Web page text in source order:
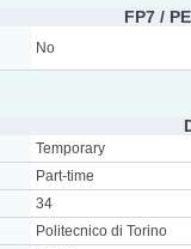
FP7 /
No
Temporary
Part-time
34
Politecnico di Torino